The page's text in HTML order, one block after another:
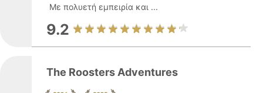
Με πολυετή εμπειρία και ...
9.2
The Roosters Adventures